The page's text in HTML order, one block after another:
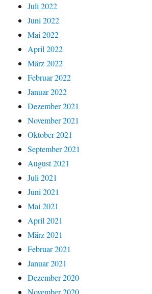
Juli 2022
Juni 2022
Mai 2022
April 2022
März 2022
Februar 2022
Januar 2022
Dezember 2021
November 2021
Oktober 2021
September 2021
August 2021
Juli 2021
Juni 2021
Mai 2021
April 2021
März 2021
Februar 2021
Januar 2021
Dezember 2020